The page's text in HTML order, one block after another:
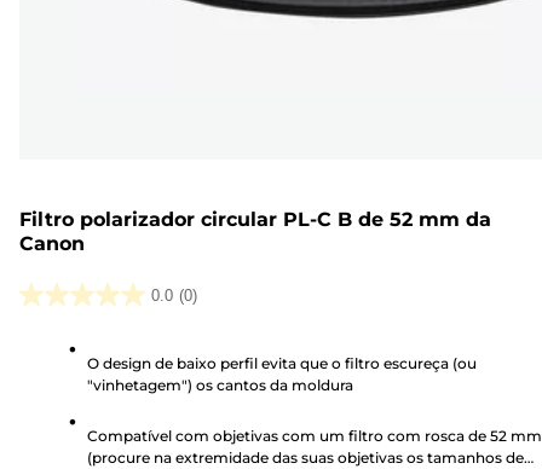
Filtro polarizador circular PL-C B de 52 mm da
Canon
0.0 (0)
0.0
estrelas.
O design de baixo perfil evita que o filtro escureça (ou
"vinhetagem") os cantos da moldura
Compatível com objetivas com um filtro com rosca de 52 mm
(procure na extremidade das suas objetivas os tamanhos de